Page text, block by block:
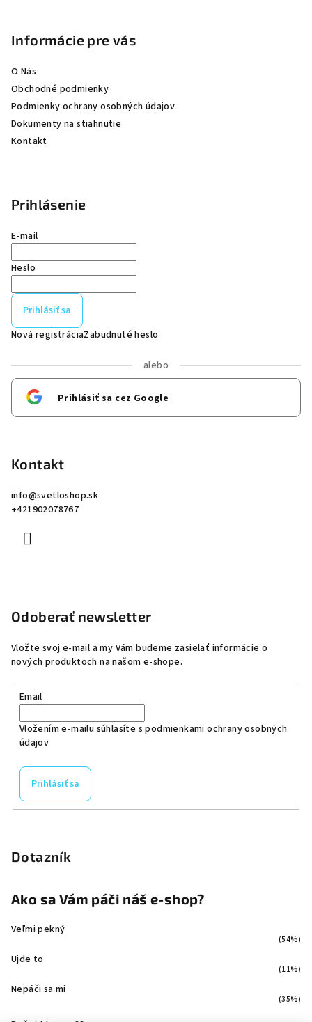
Informácie pre vás
O Nás
Obchodné podmienky
Podmienky ochrany osobných údajov
Dokumenty na stiahnutie
Kontakt
Prihlásenie
E-mail
Heslo
Prihlásiť sa
Nová registráciaZabudnuté heslo
alebo
Prihlásiť sa cez Google
Kontakt
info@svetloshop.sk
+421902078767
Odoberať newsletter
Vložte svoj e-mail a my Vám budeme zasielať informácie o
nových produktoch na našom e-shope.
Email
Vložením e-mailu súhlasíte spodmienkami ochrany osobných
údajov
Prihlásiť sa
Dotazník
Ako sa Vám páči náš e-shop?
Veľmi pekný
(54%)
Ujde to
(11%)
Nepáči sa mi
(35%)